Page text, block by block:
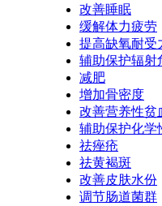
改善睡眠
缓解体力疲劳
提高缺氧耐受
辅助保护辐射
减肥
增加骨密度
改善营养性贫
辅助保护化学
祛痤疮
祛黄褐斑
改善皮肤水份
调节肠道菌群